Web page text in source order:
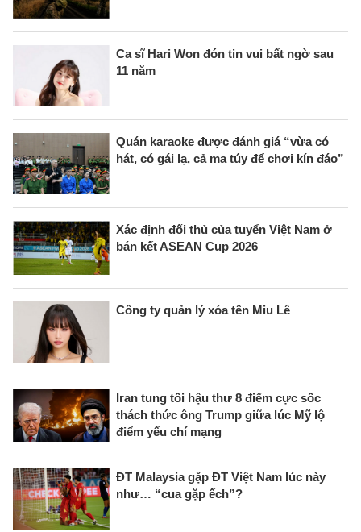
Ca sĩ Hari Won đón tin vui bất ngờ sau
11 năm
Quán karaoke được đánh giá “vừa có
hát, có gái lạ, cả ma túy để chơi kín đáo”
Xác định đối thủ của tuyển Việt Nam ở
bán kết ASEAN Cup 2026
Công ty quản lý xóa tên Miu Lê
Iran tung tối hậu thư 8 điểm cực sốc
thách thức ông Trump giữa lúc Mỹ lộ
điểm yếu chí mạng
ĐT Malaysia gặp ĐT Việt Nam lúc này
như… “cua gặp ếch”?